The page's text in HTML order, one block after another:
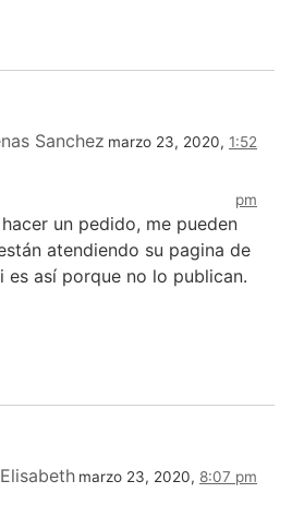
Sanchez marzo 23, 2020, 1:52
pm
un pedido, me pueden
atendiendo su pagina de
es así porque no lo publican.
Elisabeth marzo 23, 2020, 8:07 pm